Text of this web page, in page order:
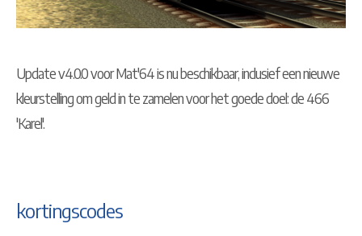
Update v4.0.0 voor Mat'64 is nu beschikbaar, inclusief een nieuwe
kleurstelling om geld in te zamelen voor het goede doel: de 466
'Karel'.
kortingscodes